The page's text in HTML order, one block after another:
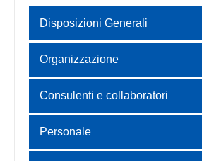
Disposizioni Generali
Organizzazione
Consulenti e collaboratori
Personale